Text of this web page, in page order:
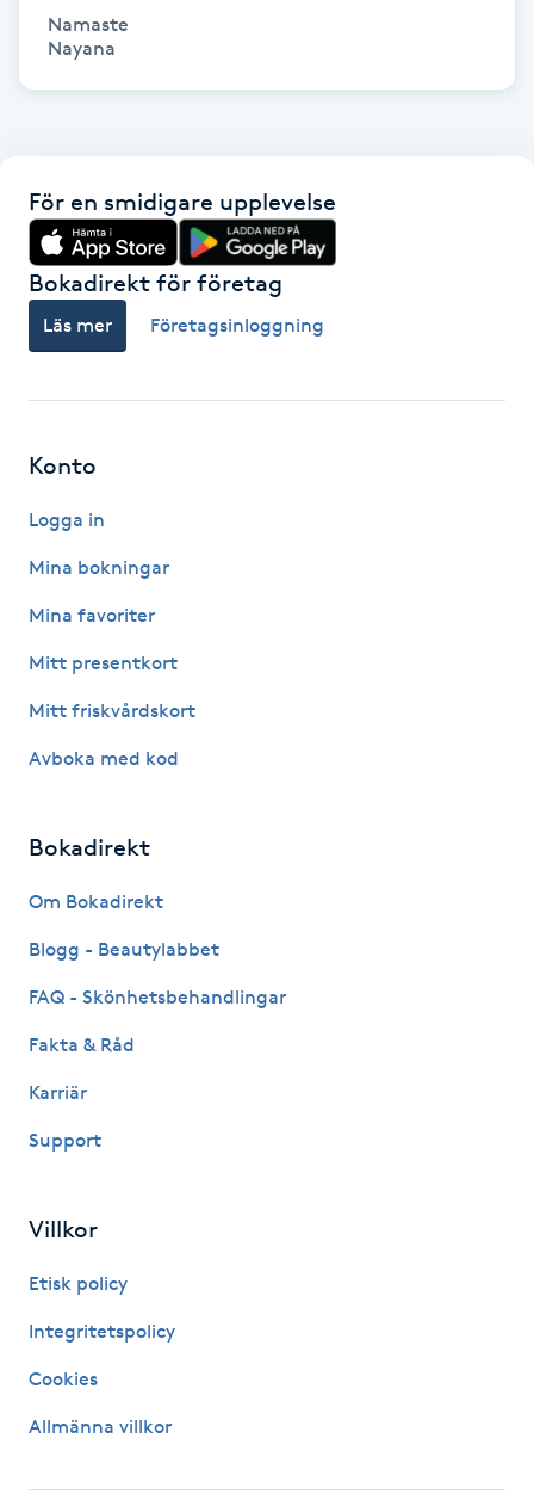
Käkledsbehandling
Kärlbehandling
Liktornar
LPG-behandling
LPG-massage
Lymfmassage
Läpptatuering
M
Manikyr & Pedikyr
Medicinsk massage
Namaste
Nayana
För en smidigare upplevelse
Bokadirekt för företag
Läs mer Företagsinloggning
Konto
Logga in
Mina bokningar
Mina favoriter
Mitt presentkort
Mitt friskvårdskort
Avboka med kod
Bokadirekt
Om Bokadirekt
Blogg - Beautylabbet
FAQ - Skönhetsbehandlingar
Fakta & Råd
Karriär
Support
Villkor
Etisk policy
Integritetspolicy
Cookies
Allmänna villkor